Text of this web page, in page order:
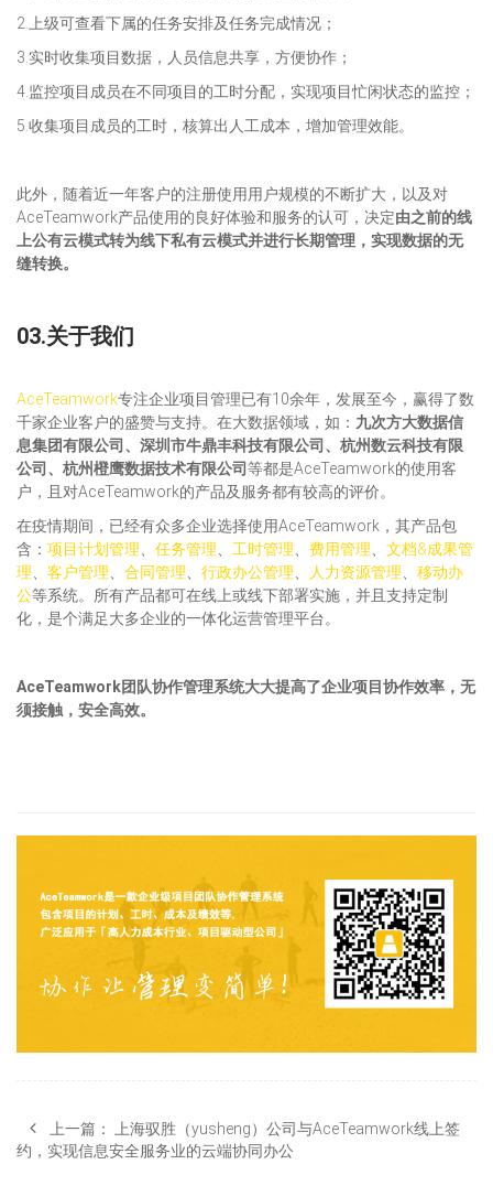
2.上级可查看下属的任务安排及任务完成情况；
3.实时收集项目数据，人员信息共享，方便协作；
4.监控项目成员在不同项目的工时分配，实现项目忙闲状态的监控；
5.收集项目成员的工时，核算出人工成本，增加管理效能。
此外，随着近一年客户的注册使用用户规模的不断扩大，以及对
AceTeamwork产品使用的良好体验和服务的认可，决定由之前的线
上公有云模式转为线下私有云模式并进行长期管理，实现数据的无
缝转换。
03.关于我们
AceTeamwork专注企业项目管理已有10余年，发展至今，赢得了数
千家企业客户的盛赞与支持。在大数据领域，如： 九次方大数据信
息集团有限公司、深圳市牛鼎丰科技有限公司、杭州数云科技有限
公司、杭州橙鹰数据技术有限公司等都是AceTeamwork的使用客
户，且对AceTeamwork的产品及服务都有较高的评价。
在疫情期间，已经有众多企业选择使用AceTeamwork，其产品包
含： 项目计划管理 任务管理 工时管理 费用管理
文档&成果管
理
客户管理 合同管理 行政办公管理 人力资源管理
移动办
公等系统。所有产品都可在线上或线下部署实施，并且支持定制
化，是个满足大多企业的一体化运营管理平台。
AceTeamwork团队协作管理系统大大提高了企业项目协作效率，无
须接触，安全高效。
上一篇：
上海驭胜（yusheng）公司与AceTeamwork线上签
约，实现信息安全服务业的云端协同办公